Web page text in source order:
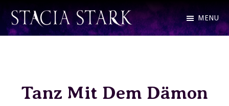
Skip
to
Stacia
Fantasy
Urban
MENU
Tanz Mit Dem Dämon